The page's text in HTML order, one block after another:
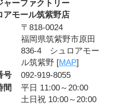
ャーファクトリー
アモール筑紫野店
〒818-0024
福岡県筑紫野市原田
836-4 シュロアモー
ル筑紫野 [MAP]
号
092-919-8055
間
平日 11:00～20:00
土日祝 10:00～20:00